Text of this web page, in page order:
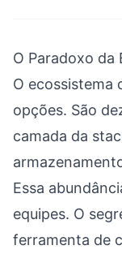
O Paradoxo da
O ecossistema
opções. São
camada da
Essa
equipes. O
ferramenta de